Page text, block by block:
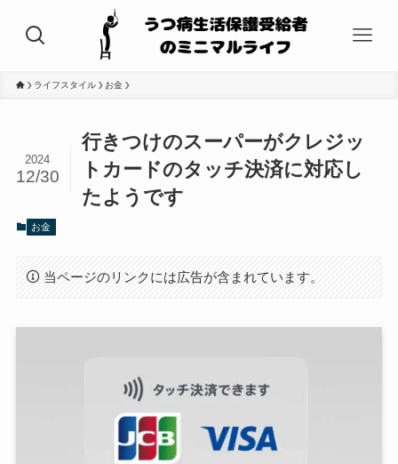
ライフスタイル お金
行きつけのスーパーがクレジッ
トカードのタッチ決済に対応し
たようです
2024
12/30
お金
当ページのリンクには広告が含まれています。